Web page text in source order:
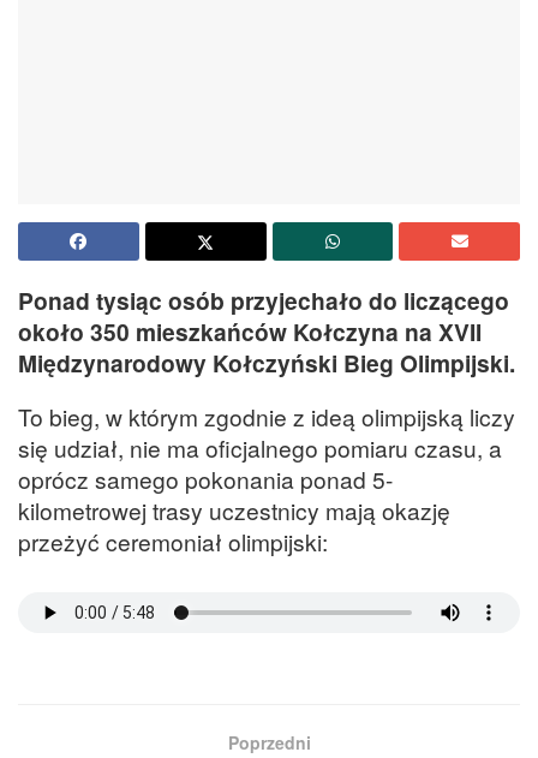
Ponad tysiąc osób przyjechało do liczącego
około 350 mieszkańców Kołczyna na XVII
Międzynarodowy Kołczyński Bieg Olimpijski.
To bieg, w którym zgodnie z ideą olimpijską liczy
się udział, nie ma oficjalnego pomiaru czasu, a
oprócz samego pokonania ponad 5-
kilometrowej trasy uczestnicy mają okazję
przeżyć ceremoniał olimpijski:
Poprzedni